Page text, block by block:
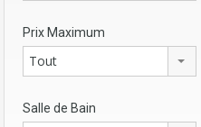
Prix Maximum
Tout
Salle de Bain